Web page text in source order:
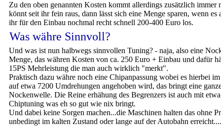
Zu den oben genannten Kosten kommt allerdings zusätzlich
könnt seit ihr fein raus, dann lässt sich eine Menge sparen, wenn
ihr für den Einbau nochmal recht schnell 200-400 Euro los.
Was währe Sinnvoll?
Und was ist nun halbwegs sinnvollen Tuning? - naja, also eine
Menge, das währen Kosten von ca. 250 Euro + Einbau und dafür
15PS Mehrleistung die man auch wirklich "merkt".
Praktisch dazu währe noch eine Chipanpassung wobei es hierbei
auf etwa 7200 Umdrehungen angehoben wird, das bringt eine
Nockenwelle. Die Reine erhähung des Begrenzers ist auch mit
Chiptuning was eh so gut wie nix bringt.
Und dabei keine Sorgen machen...die Maschinen halten das ohne
unbedingt im kalten Zustand oder lange auf der Autobahn erreicht....